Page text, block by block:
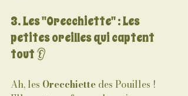
3. Les "Orecchiette" : Les
petites oreilles qui captent
tout 👂
Ah, les Orecchiette des Pouilles !